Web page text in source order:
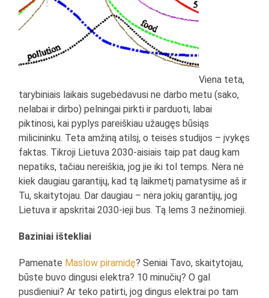
Viena teta,
tarybiniais laikais sugebėdavusi ne darbo metu (sako,
nelabai ir dirbo) pelningai pirkti ir parduoti, labai
piktinosi, kai pyplys pareiškiau užaugęs būsiąs
milicininku. Teta amžiną atilsį, o teisės studijos – įvykęs
faktas. Tikroji Lietuva 2030-aisiais taip pat daug kam
nepatiks, tačiau nereiškia, jog jie iki tol temps. Nėra nė
kiek daugiau garantijų, kad tą laikmetį pamatysime aš ir
Tu, skaitytojau. Dar daugiau – nėra jokių garantijų, jog
Lietuva ir apskritai 2030-ieji bus. Tą lems 3 nežinomieji.
Baziniai ištekliai
Pamenate Maslow piramidę? Seniai Tavo, skaitytojau,
būste buvo dingusi elektra? 10 minučių? O gal
pusdieniui? Ar teko patirti, jog dingus elektrai po tam